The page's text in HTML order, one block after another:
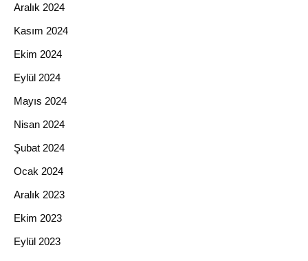
Aralık 2024
Kasım 2024
Ekim 2024
Eylül 2024
Mayıs 2024
Nisan 2024
Şubat 2024
Ocak 2024
Aralık 2023
Ekim 2023
Eylül 2023